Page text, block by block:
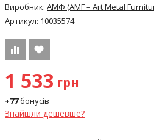
Виробник: АМФ (AMF – Art Metal
Артикул: 10035574
1 533 грн
+77бонусів
Знайшли дешевше?